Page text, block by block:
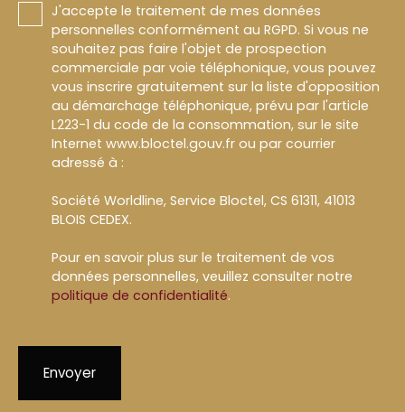
J'accepte le traitement de mes données
personnelles conformément au RGPD. Si vous ne
souhaitez pas faire l'objet de prospection
commerciale par voie téléphonique, vous pouvez
vous inscrire gratuitement sur la liste d'opposition
au démarchage téléphonique, prévu par l'article
L223-1 du code de la consommation, sur le site
Internet www.bloctel.gouv.fr ou par courrier
adressé à :
Société Worldline, Service Bloctel, CS 61311, 41013
BLOIS CEDEX.
Pour en savoir plus sur le traitement de vos
données personnelles, veuillez consulter notre
politique de confidentialité.
Envoyer